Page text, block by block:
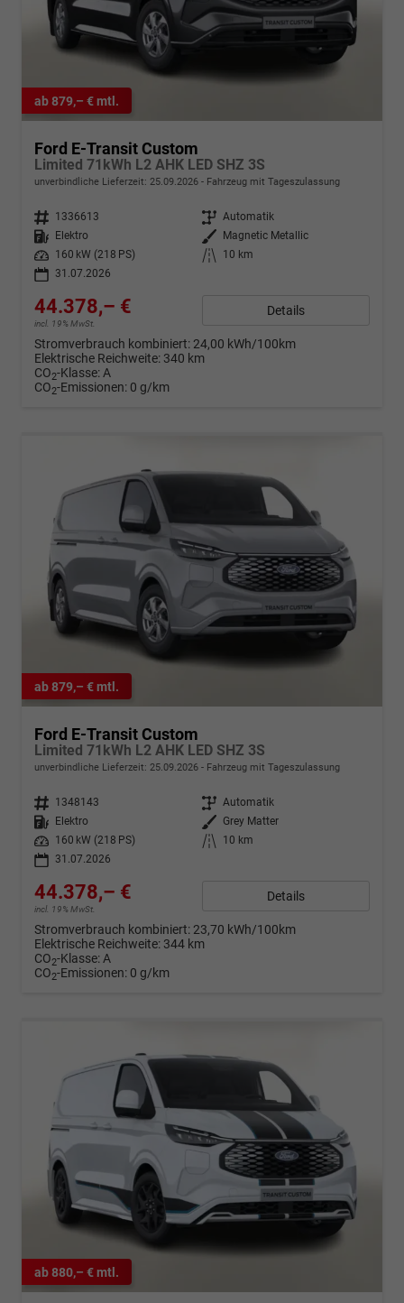
ab 879,– € mtl.
Ford E-Transit Custom
Limited 71kWh L2 AHK LED SHZ 3S
unverbindliche Lieferzeit: 25.09.2026 Fahrzeug mit Tageszulassung
Fahrzeugnr. 1336613 Getriebe Automatik
Kraftstoff
Elektro Außenfarbe
Magnetic Metallic
Leistung
160 kW (218 PS) Kilometerstand
10 km
31.07.2026
44.378,– €
incl. 19% MwSt.
Details
Stromverbrauch kombiniert: 24,00 kWh/100km
Elektrische Reichweite: 340 km
CO2-Klasse:A
CO2-Emissionen: 0 g/km
ab 879,– € mtl.
Ford E-Transit Custom
Limited 71kWh L2 AHK LED SHZ 3S
unverbindliche Lieferzeit: 25.09.2026 Fahrzeug mit Tageszulassung
Fahrzeugnr. 1348143 Getriebe Automatik
Kraftstoff
Elektro Außenfarbe
Grey Matter
Leistung
160 kW (218 PS) Kilometerstand
10 km
31.07.2026
44.378,– €
incl. 19% MwSt.
Details
Stromverbrauch kombiniert: 23,70 kWh/100km
Elektrische Reichweite: 344 km
CO2-Klasse:A
CO2-Emissionen: 0 g/km
ab 880,– € mtl.